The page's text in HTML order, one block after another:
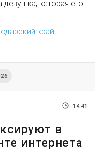
девушка, которая его
край
14:41
в
интернета